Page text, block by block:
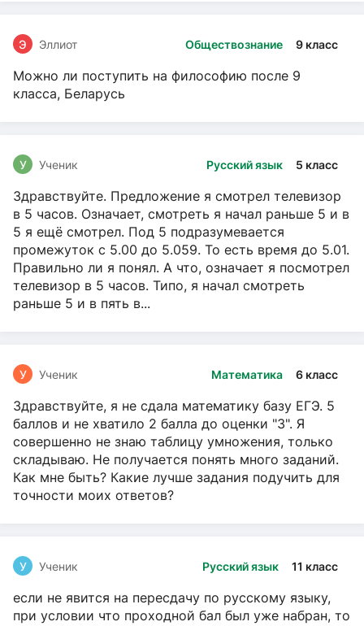
Обществознание 9 класс
Э Эллиот
Можно ли поступить на философию после 9
класса, Беларусь
Русский язык 5 класс
У Ученик
Здравствуйте. Предложение я смотрел телевизор
в 5 часов. Означает, смотреть я начал раньше 5 и в
5 я ещё смотрел. Под 5 подразумевается
промежуток с 5.00 до 5.059. То есть время до 5.01.
Правильно ли я понял. А что, означает я посмотрел
телевизор в 5 часов. Типо, я начал смотреть
раньше 5 и в пять в...
Математика 6 класс
У Ученик
Здравствуйте, я не сдала математику базу ЕГЭ. 5
баллов и не хватило 2 балла до оценки "3". Я
совершенно не знаю таблицу умножения, только
складываю. Не получается понять много заданий.
Как мне быть? Какие лучше задания подучить для
точности моих ответов?
Русский язык 11 класс
У Ученик
если не явится на пересдачу по русскому языку,
при условии что проходной бал был уже набран, то